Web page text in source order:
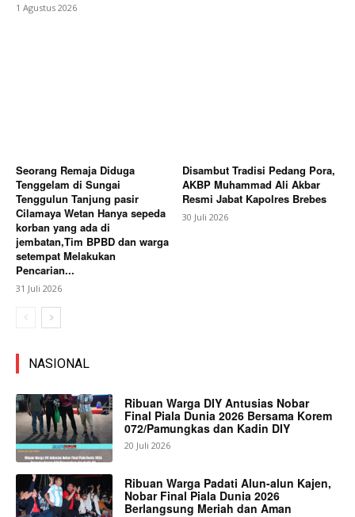
1 Agustus 2026
Seorang Remaja Diduga
Tenggelam di Sungai
Tenggulun Tanjung pasir
Cilamaya Wetan Hanya sepeda
korban yang ada di
jembatan,Tim BPBD dan warga
setempat Melakukan
Pencarian...
31 Juli 2026
Disambut Tradisi Pedang Pora,
AKBP Muhammad Ali Akbar
Resmi Jabat Kapolres Brebes
30 Juli 2026
NASIONAL
Ribuan Warga DIY Antusias Nobar
Final Piala Dunia 2026 Bersama Korem
072/Pamungkas dan Kadin DIY
20 Juli 2026
Ribuan Warga Padati Alun-alun Kajen,
Nobar Final Piala Dunia 2026
Berlangsung Meriah dan Aman